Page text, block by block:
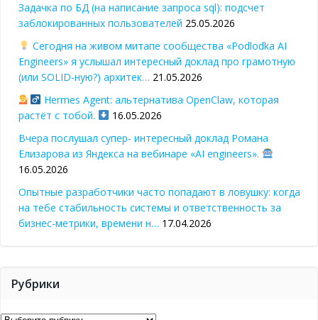
Задачка по БД (на написание запроса sql): подсчет
заблокированных пользователей 25.05.2026
Сегодня на живом митапе сообщества «Podlodka AI
Engineers» я услышал интересный доклад про грамотную
(или SOLID-ную?) архитек… 21.05.2026
Hermes Agent: альтернатива OpenClaw, которая
растёт с тобой.
16.05.2026
Вчера послушал супер- интересный доклад Романа
Елизарова из Яндекса на вебинаре «AI engineers».
16.05.2026
Опытные разработчики часто попадают в ловушку: когда
на тебе стабильность системы и ответственность за
бизнес-метрики, времени н… 17.04.2026
Рубрики